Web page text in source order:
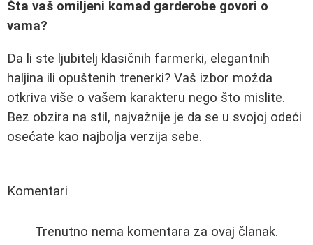
Šta vaš omiljeni komad garderobe govori o
vama?
Da li ste ljubitelj klasičnih farmerki, elegantnih
haljina ili opuštenih trenerki? Vaš izbor možda
otkriva više o vašem karakteru nego što mislite.
Bez obzira na stil, najvažnije je da se u svojoj odeći
osećate kao najbolja verzija sebe.
Komentari
Trenutno nema komentara za ovaj članak.